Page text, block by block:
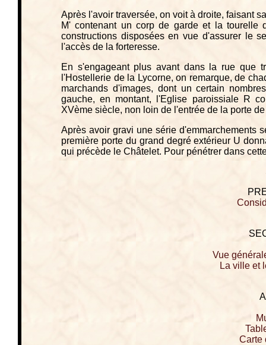
Après l'avoir traversée, on voit à droite, faisant
M' contenant un corp de garde et la tourelle
constructions disposées en vue d'assurer le
l'accès de la forteresse.
En s'engageant plus avant dans la rue que
l'Hostellerie de la Lycorne, on remarque, de
marchands d'images, dont un certain
gauche, en montant, l'Eglise paroissiale R
XVème siècle, non loin de l'entrée de la porte
Après avoir gravi une série d'emmarchements
première porte du grand degré extérieur U
qui précède le Châtelet. Pour pénétrer dans
Vue
La ville et
Carte